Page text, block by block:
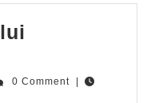
0 Comment